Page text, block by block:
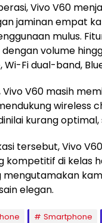
Vivo V60
jaminan empat
mulus.
volume
Wi-Fi dual-band,
Vivo V60 masih
wireless
kurang
tersebut, Vivo
kompetitif di kelas
mengutamakan
elegan.
Smartphone